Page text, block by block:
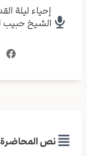
إحياء ليلة
نص المحاضرة